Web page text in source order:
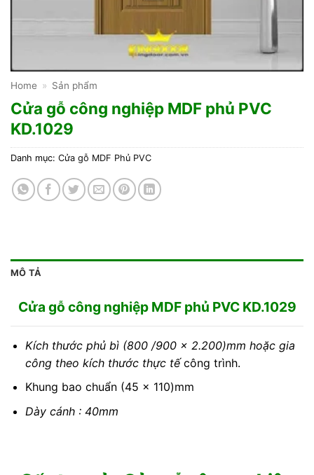
Home » Sản phẩm
Cửa gỗ công nghiệp MDF phủ PVC
KD.1029
Danh mục: Cửa gỗ MDF Phủ PVC
MÔ TẢ
Cửa gỗ công nghiệp MDF phủ PVC KD.1029
Kích thước phủ bì (800 /900 x 2.200)mm hoặc gia
công theo kích thước thực tếcông trình.
Khung bao chuẩn (45 x 110)mm
Dày cánh : 40mm